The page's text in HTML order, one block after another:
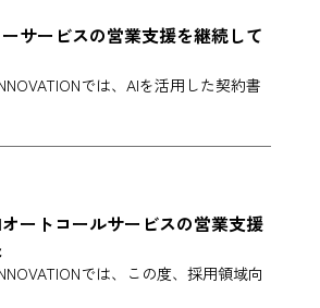
サービスの営業支援を継続して
では、AIを活用した契約書
ートコールサービスの営業支援
では、この度、採用領域向